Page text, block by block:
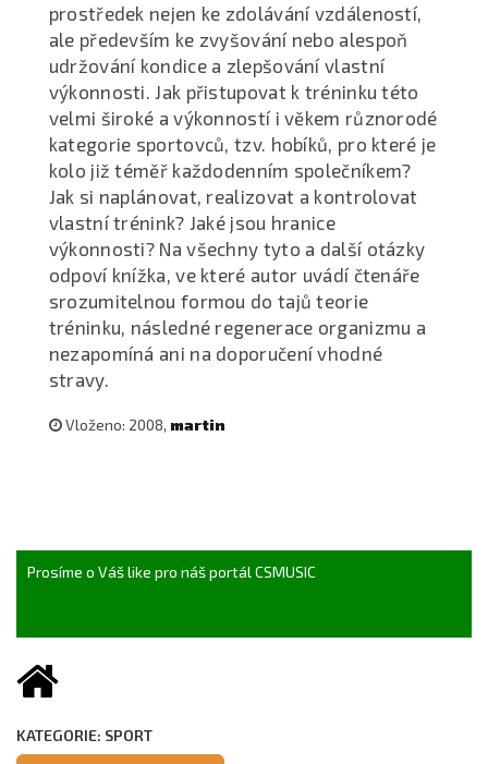
prostředek nejen ke zdolávání vzdáleností,
ale především ke zvyšování nebo alespoň
udržování kondice a zlepšování vlastní
výkonnosti. Jak přistupovat k tréninku této
velmi široké a výkonností i věkem různorodé
kategorie sportovců, tzv. hobíků, pro které je
kolo již téměř každodenním společníkem?
Jak si naplánovat, realizovat a kontrolovat
vlastní trénink? Jaké jsou hranice
výkonnosti? Na všechny tyto a další otázky
odpoví knížka, ve které autor uvádí čtenáře
srozumitelnou formou do tajů teorie
tréninku, následné regenerace organizmu a
nezapomíná ani na doporučení vhodné
stravy.
Vloženo: 2008, martin
Prosíme o Váš like pro náš portál CSMUSIC
KATEGORIE: SPORT